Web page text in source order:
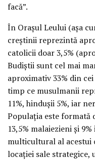
facă”.
În Orașul Leului (așa
creștinii reprezintă
catolicii doar 3,5%
Budiștii sunt cel mai
aproximativ 33% din
timp ce musulmanii
11%, hindușii 5%, iar
Populația este formată
13,5% malaiezieni și
multicultural al acestui
locației sale